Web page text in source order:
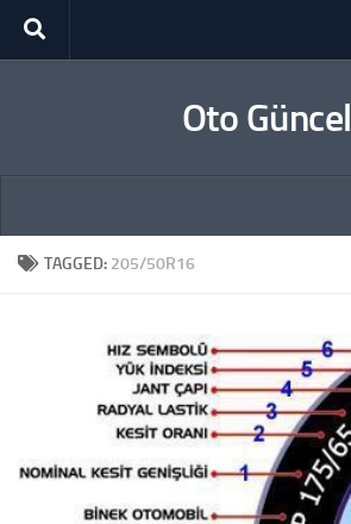
Skip to content
Oto Güncel
TAGGED: 205/50R16